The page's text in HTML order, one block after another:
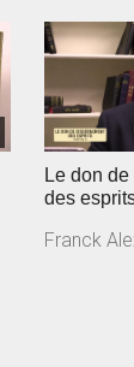
Le don
des
Franck